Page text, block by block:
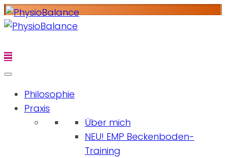
Philosophie
Praxis
Über mich
NEU! EMP Beckenboden-
Training